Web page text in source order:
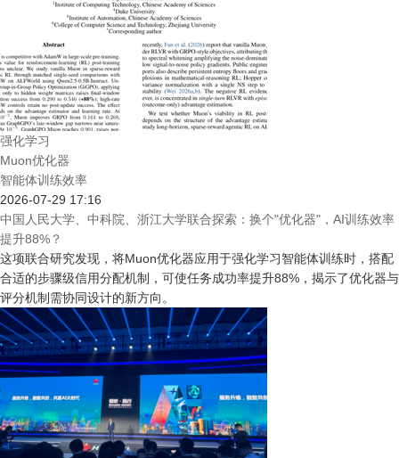
强化学习
Muon优化器
智能体训练效率
2026-07-29 17:16
中国人民大学、中科院、浙江大学联合探索：换个"优化器"，AI训练效率
提升88%？
这项联合研究发现，将Muon优化器应用于强化学习智能体训练时，搭配
合适的步骤级信用分配机制，可使任务成功率提升88%，揭示了优化器与
评分机制需协同设计的新方向。